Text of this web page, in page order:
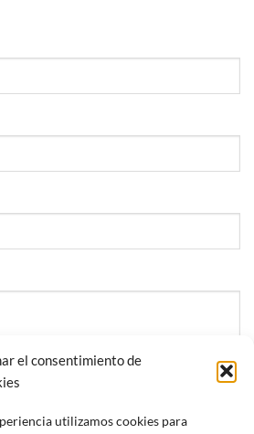
el consentimiento de
utilizamos cookies para